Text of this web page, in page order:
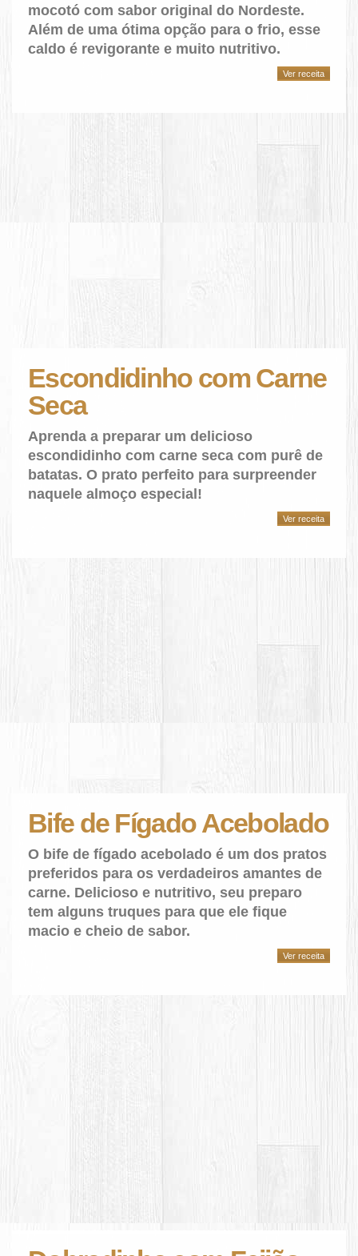
mocotó com sabor original do Nordeste.
Além de uma ótima opção para o frio, esse
caldo é revigorante e muito nutritivo.
Ver receita
Escondidinho com Carne
Seca
Aprenda a preparar um delicioso
escondidinho com carne seca com purê de
batatas. O prato perfeito para surpreender
naquele almoço especial!
Ver receita
Bife de Fígado Acebolado
O bife de fígado acebolado é um dos pratos
preferidos para os verdadeiros amantes de
carne. Delicioso e nutritivo, seu preparo
tem alguns truques para que ele fique
macio e cheio de sabor.
Ver receita